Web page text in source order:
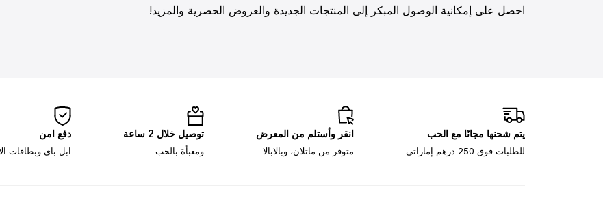
احصل على إمكانية الوصول المبكر إلى المنتجات الجديدة والعروض الحصرية والمزيد!
يتم شحنها مجانًا مع الحب
للطلبات فوق 250 درهم إماراتي
انقر وأستلم من المعرض
متوفر من ماتلان، وبالابالا
توصيل خلال 2 ساعة
ومعبأة بالحب
دفع امن
ابل باي وبطاقات